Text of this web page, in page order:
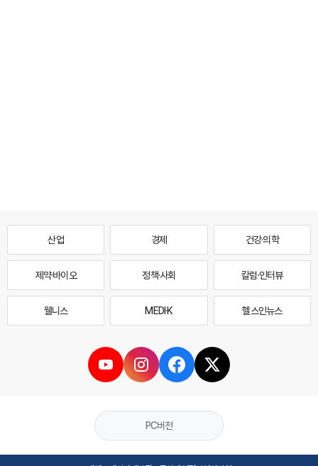
산업 경제 건강·의학
제약·바이오 정책·사회 칼럼·인터뷰
웰니스 MEDI·K 헬스인뉴스
PC버전